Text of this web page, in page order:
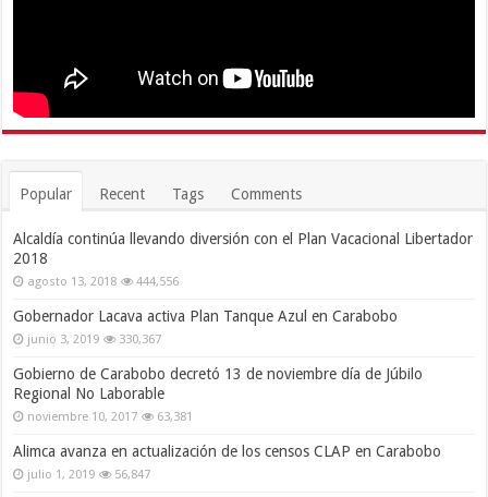
Popular Recent Tags Comments
Alcaldía continúa llevando diversión con el Plan Vacacional Libertador
2018
agosto 13, 2018 444,556
Gobernador Lacava activa Plan Tanque Azul en Carabobo
junio 3, 2019 330,367
Gobierno de Carabobo decretó 13 de noviembre día de Júbilo
Regional No Laborable
noviembre 10, 2017 63,381
Alimca avanza en actualización de los censos CLAP en Carabobo
julio 1, 2019 56,847